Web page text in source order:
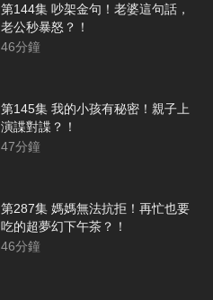
第144集 吵架金句！老婆這句話，
老公秒暴怒？！
46分鐘
第145集 我的小孩有秘密！親子上
演諜對諜？！
47分鐘
第287集 媽媽無法抗拒！再忙也要
吃的超夢幻下午茶？！
46分鐘